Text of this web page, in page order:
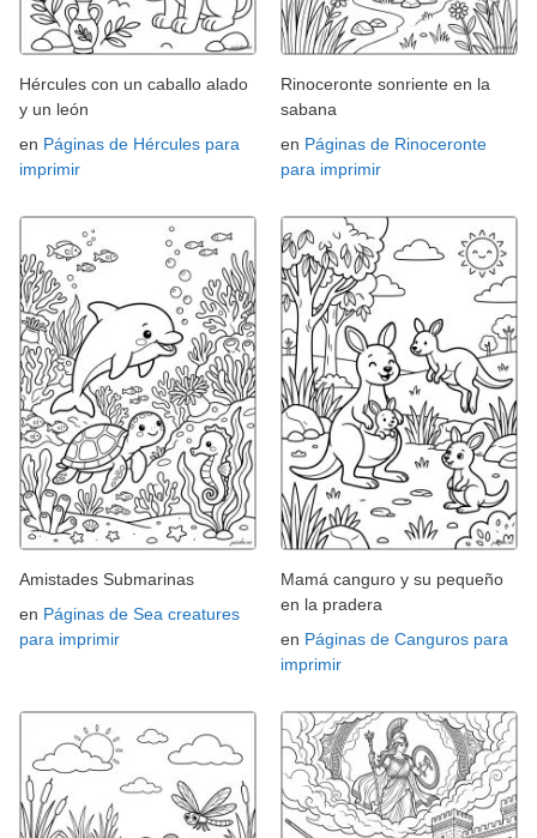
Hércules con un caballo alado
y un león
en Páginas de Hércules para
imprimir
Rinoceronte sonriente en la
sabana
en Páginas de Rinoceronte
para imprimir
Amistades Submarinas
en Páginas de Sea creatures
para imprimir
Mamá canguro y su pequeño
en la pradera
en Páginas de Canguros para
imprimir